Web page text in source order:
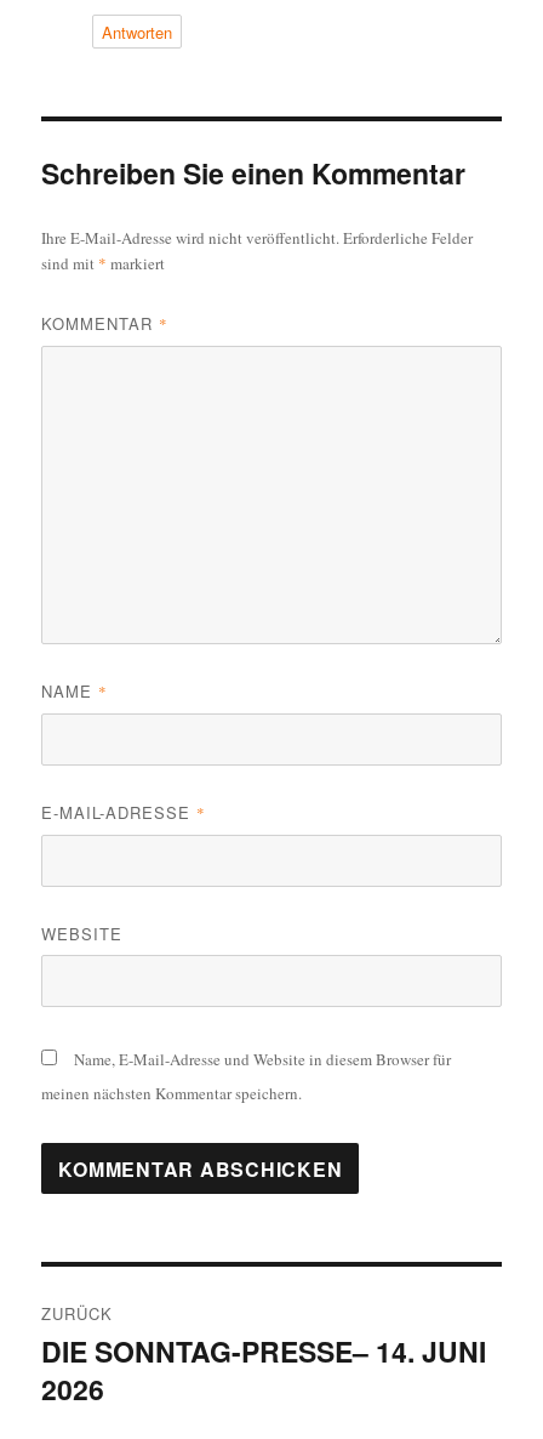
Antworten
Schreiben Sie einen Kommentar
Ihre E-Mail-Adresse wird nicht veröffentlicht.Erforderliche Felder
sind mit * markiert
KOMMENTAR *
NAME *
E-MAIL-ADRESSE *
WEBSITE
Name, E-Mail-Adresse und Website in diesem Browser für
meinen nächsten Kommentar speichern.
ZURÜCK
Vorheriger
Beitrag:
DIE SONNTAG-PRESSE– 14. JUNI
2026